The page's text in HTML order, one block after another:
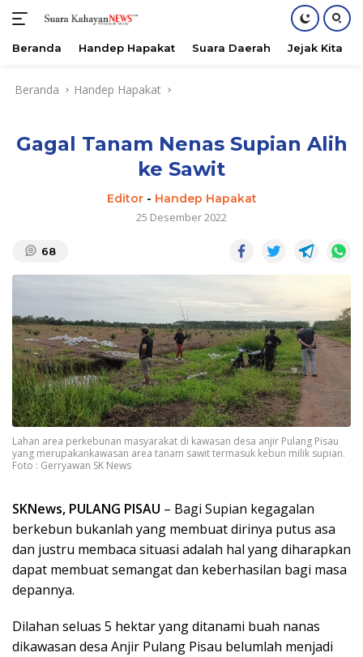
Beranda Handep Hapakat Suara Daerah Jejak Kita
Beranda Handep Hapakat
Gagal Tanam Nenas Supian Alih
ke Sawit
Editor- Handep Hapakat
25 Desember 2022
68
Lahan area perkebunan masyarakat di kawasan desa anjir Pulang Pisau
yang merupakankawasan area tanam sawit termasuk kebun milik supian.
Foto : Gerryawan SK News
SKNews, PULANG PISAU – Bagi Supian kegagalan
berkebun bukanlah yang membuat dirinya putus asa
dan justru membaca situasi adalah hal yang diharapkan
dapat membuat semangat dan keberhasilan bagi masa
depannya.
Dilahan seluas 5 hektar yang ditanami buah nanas
dikawasan desa Anjir Pulang Pisau belumlah menjadi